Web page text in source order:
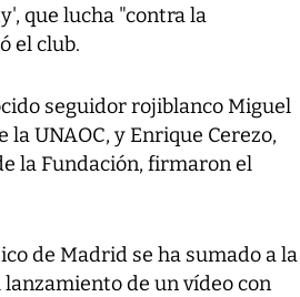
que lucha "contra la
el club.
seguidor rojiblanco Miguel
UNAOC, y Enrique Cerezo,
la Fundación, firmaron el
de Madrid se ha sumado a la
lanzamiento de un vídeo con